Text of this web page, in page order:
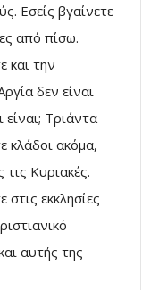
Εσείς βγαίνετε
από πίσω.
και την
δεν είναι
είναι; Τριάντα
κλάδοι ακόμα,
Κυριακές.
στις εκκλησίες
αυτής της